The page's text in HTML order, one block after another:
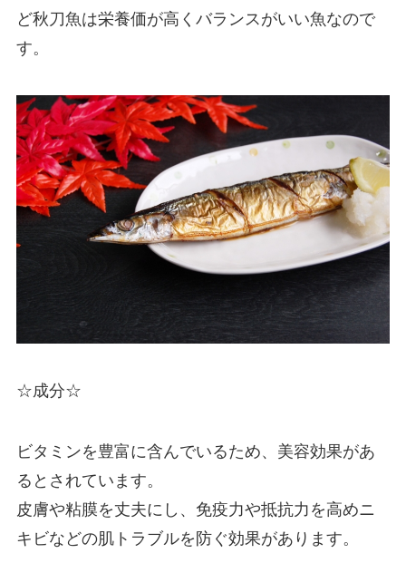
ど秋刀魚は栄養価が高くバランスがいい魚なので
す。
☆成分☆
ビタミンを豊富に含んでいるため、美容効果があ
るとされています。
皮膚や粘膜を丈夫にし、免疫力や抵抗力を高めニ
キビなどの肌トラブルを防ぐ効果があります。